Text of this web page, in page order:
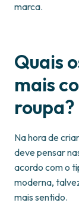
marca.
Quais
mais
roupa?
Na hora de
deve pensar
acordo com o
moderna,
mais sentido.